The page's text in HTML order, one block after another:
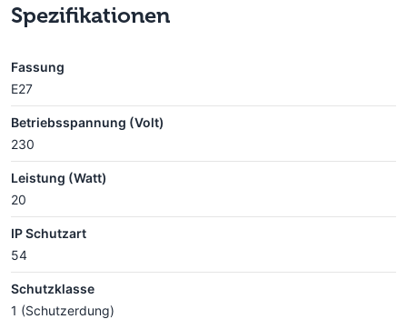
Spezifikationen
Fassung
E27
Betriebsspannung (Volt)
230
Leistung (Watt)
20
IP Schutzart
54
Schutzklasse
1 (Schutzerdung)